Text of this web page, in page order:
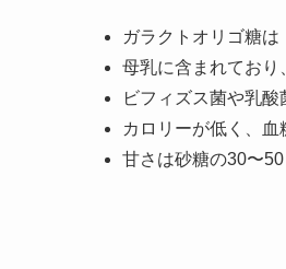
ガラクトオリゴ糖は
母乳に含まれており
ビフィズス菌や乳酸
カロリーが低く、血
甘さは砂糖の30〜